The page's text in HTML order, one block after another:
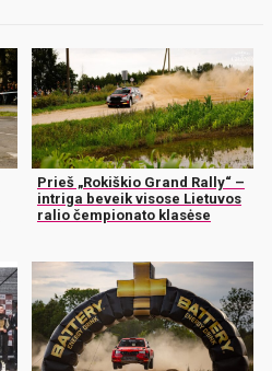
Prieš „Rokiškio Grand Rally“ –
intriga beveik visose Lietuvos
ralio čempionato klasėse